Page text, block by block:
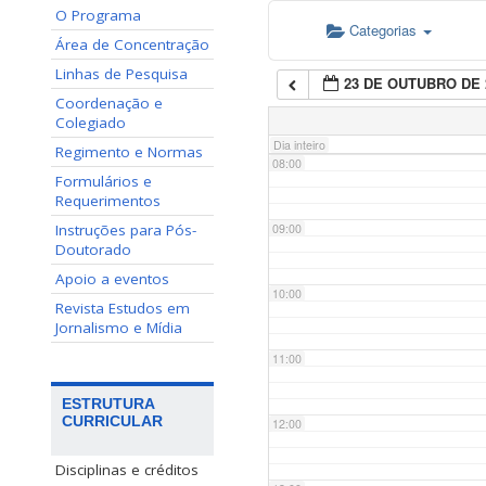
O Programa
Área de Concentração
Linhas de Pesquisa
Coordenação e
Colegiado
Regimento e Normas
Formulários e
Requerimentos
Instruções para Pós-
Doutorado
Apoio a eventos
Revista Estudos em
Jornalismo e Mídia
ESTRUTURA
CURRICULAR
Disciplinas e créditos
Categorias
23 DE OUTUBRO DE
Dia inteiro
07:00
08:00
09:00
10:00
11:00
12:00